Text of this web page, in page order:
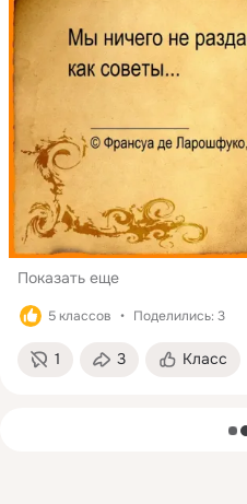
Показать еще
5 классов Поделились: 3
1 3 Класс